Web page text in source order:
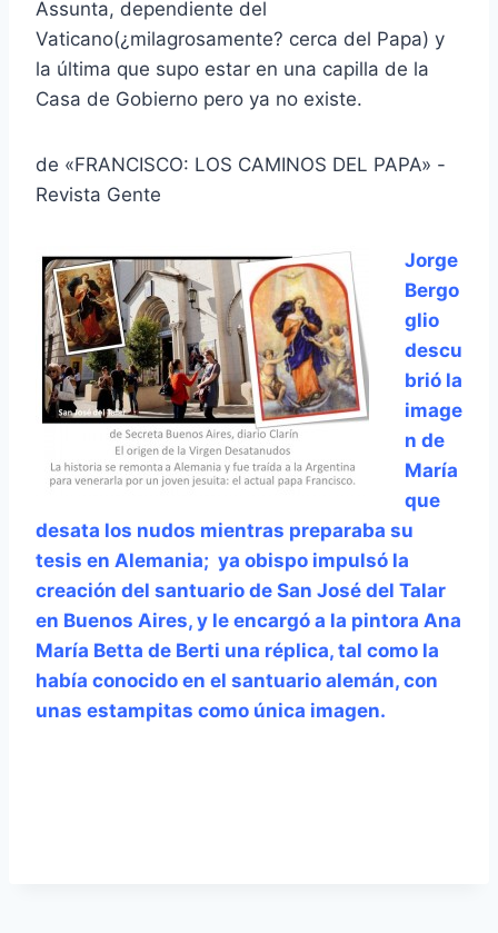
Assunta, dependiente del
Vaticano(¿milagrosamente? cerca del Papa) y
la última que supo estar en una capilla de la
Casa de Gobierno pero ya no existe.
de «FRANCISCO: LOS CAMINOS DEL PAPA» -
Revista Gente
Jorge
Bergo
glio
descu
brió la
image
n de
María
que
desata los nudos mientras preparaba su
tesis en Alemania; ya obispo impulsó la
creación del santuario de San José del Talar
en Buenos Aires, y le encargó a la pintora Ana
María Betta de Berti una réplica, tal como la
había conocido en el santuario alemán, con
unas estampitas como única imagen.